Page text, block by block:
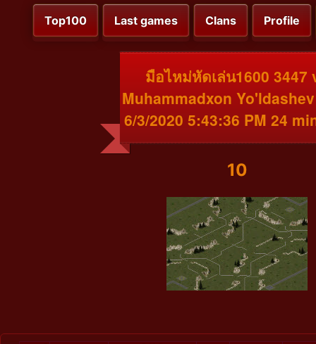
Top100 Last games Clans Profile
มือไหม่หัดเล่น1600 3447
Muhammadxon
6/3/2020 5:43:36 PM 24
10